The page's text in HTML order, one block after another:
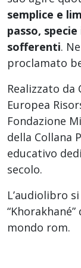
semplice e
passo,
sofferenti.
proclamato
Realizzato da
Europea
Fondazione
della Collana
educativo
secolo.
L’audiolibro
mondo rom.